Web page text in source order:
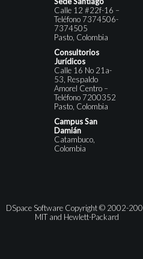
Calle 12 #22f-16 –
Teléfono 7374506-
7374505
Pasto, Colombia
Consultorios
Jurídicos
Calle 16 No 21a-
53, Respaldo
Amorel Centro –
Teléfono 7200352
Pasto, Colombia
Campus San
Damián
Catambuco,
Colombia
DSpace Software Copyright © 2002-
MIT and Hewlett-Packard